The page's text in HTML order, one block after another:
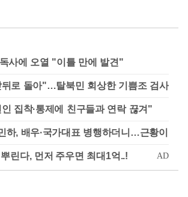
사에 오열 "이틀 만에 발견"
로 돌아"…탈북민 회상한 기쁨조 검사
집착·통제에 친구들과 연락 끊겨"
하, 배우·국가대표 병행하더니…근황이